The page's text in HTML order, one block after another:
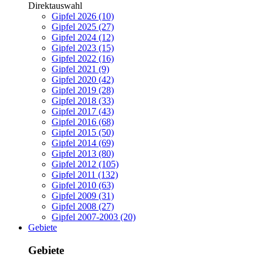
Direktauswahl
Gipfel 2026 (10)
Gipfel 2025 (27)
Gipfel 2024 (12)
Gipfel 2023 (15)
Gipfel 2022 (16)
Gipfel 2021 (9)
Gipfel 2020 (42)
Gipfel 2019 (28)
Gipfel 2018 (33)
Gipfel 2017 (43)
Gipfel 2016 (68)
Gipfel 2015 (50)
Gipfel 2014 (69)
Gipfel 2013 (80)
Gipfel 2012 (105)
Gipfel 2011 (132)
Gipfel 2010 (63)
Gipfel 2009 (31)
Gipfel 2008 (27)
Gipfel 2007-2003 (20)
Gebiete
Gebiete